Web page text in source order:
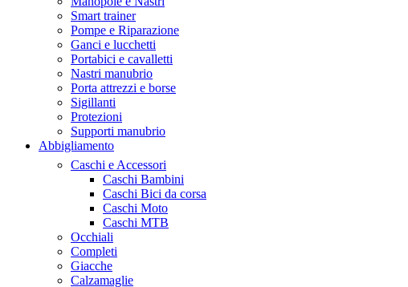
Smart trainer
Pompe e Riparazione
Ganci e lucchetti
Portabici e cavalletti
Nastri manubrio
Porta attrezzi e borse
Sigillanti
Protezioni
Supporti manubrio
Abbigliamento
Caschi e Accessori
Caschi Bambini
Caschi Bici da corsa
Caschi Moto
Caschi MTB
Occhiali
Completi
Giacche
Calzamaglie